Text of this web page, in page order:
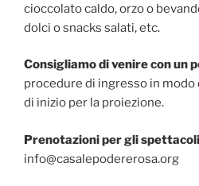
cioccolato caldo, orzo o
dolci o snacks salati, etc.
Consigliamo di venire con un
procedure di ingresso in modo
di inizio per la proiezione.
Prenotazioni per gli spettacoli
info@casalepodererosa.org